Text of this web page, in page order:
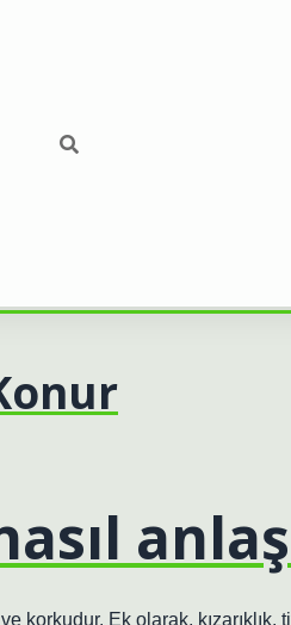
Ek olarak, kızarıklık,